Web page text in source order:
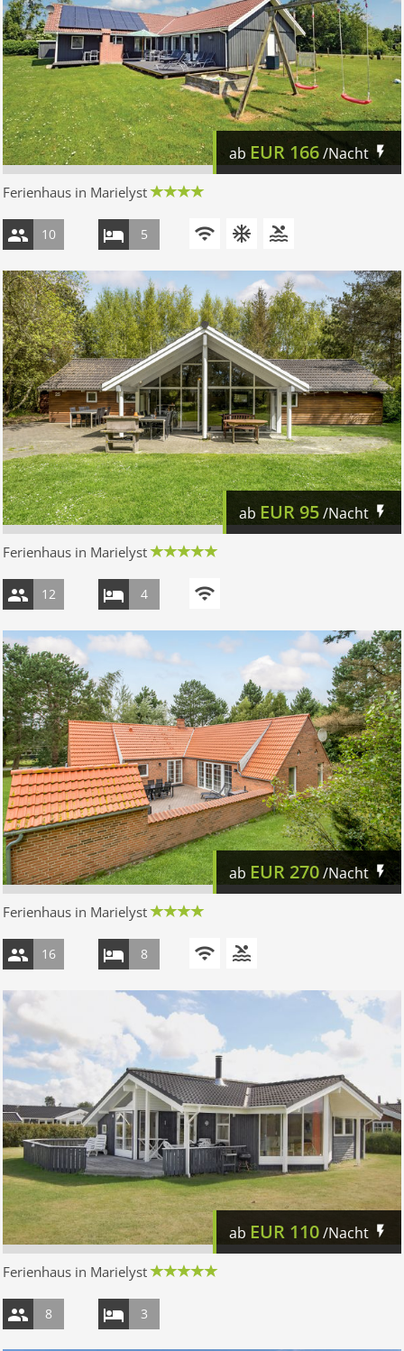
ab EUR 166/Nacht
Ferienhaus in Marielyst
10 5
ab EUR95/Nacht
Ferienhaus in Marielyst
12 4
ab EUR 270/Nacht
Ferienhaus in Marielyst
16 8
ab EUR 110/Nacht
Ferienhaus in Marielyst
8 3